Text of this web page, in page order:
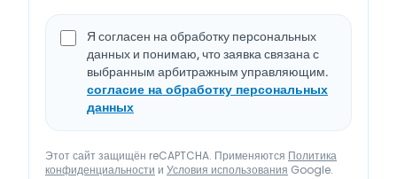
Я согласен на обработку персональных
данных и понимаю, что заявка связана с
выбранным арбитражным управляющим.
согласие на обработку персональных
данных
Этот сайт защищён reCAPTCHA. Применяются Политика
конфиденциальности и Условия использования Google.